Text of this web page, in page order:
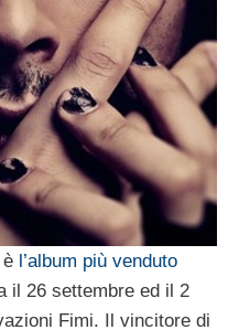
è l’album più venduto
il 26 settembre ed il 2
Fimi. Il vincitore di